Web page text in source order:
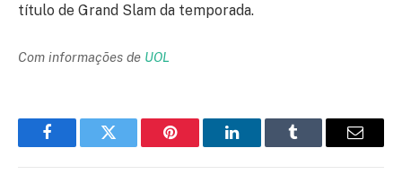
título de Grand Slam da temporada.
Com informações de UOL
FacebookTwitter Pinterest LinkedInTumblr Email